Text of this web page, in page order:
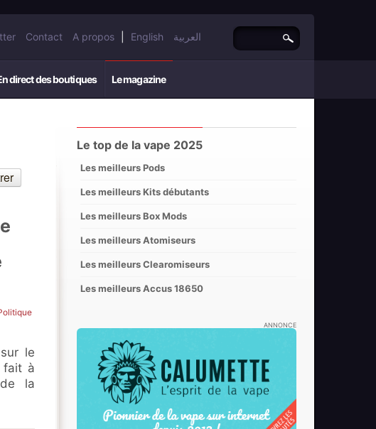
Contact A propos English العربية
direct des boutiques Le magazine
le
fait à
la
Le top de la vape 2025
Les meilleurs Pods
Les meilleurs Kits débutants
Les meilleurs Box Mods
Les meilleurs Atomiseurs
Les meilleurs Clearomiseurs
Les meilleurs Accus 18650
ANNONCE